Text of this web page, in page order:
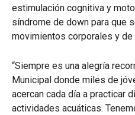
estimulación cognitiva y
síndrome de down para que
movimientos corporales y de
“Siempre es una alegría
Municipal donde miles de
acercan cada día a practicar
actividades acuáticas.